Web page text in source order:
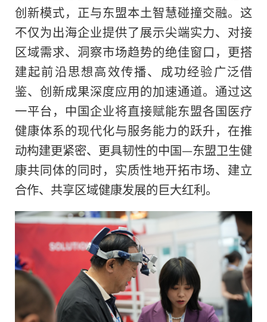
创新模式，正与东盟本土智慧碰撞交融。这
不仅为出海企业提供了展示尖端实力、对接
区域需求、洞察市场趋势的绝佳窗口，更搭
建起前沿思想高效传播、成功经验广泛借
鉴、创新成果深度应用的加速通道。通过这
一平台，中国企业将直接赋能东盟各国医疗
健康体系的现代化与服务能力的跃升，在推
动构建更紧密、更具韧性的中国—东盟卫生健
康共同体的同时，实质性地开拓市场、建立
合作、共享区域健康发展的巨大红利。